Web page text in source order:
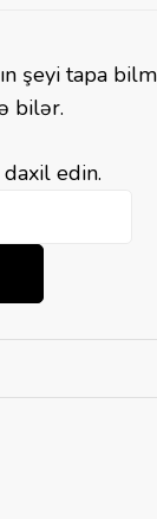
şeyi tapa
bilər.
daxil edin.